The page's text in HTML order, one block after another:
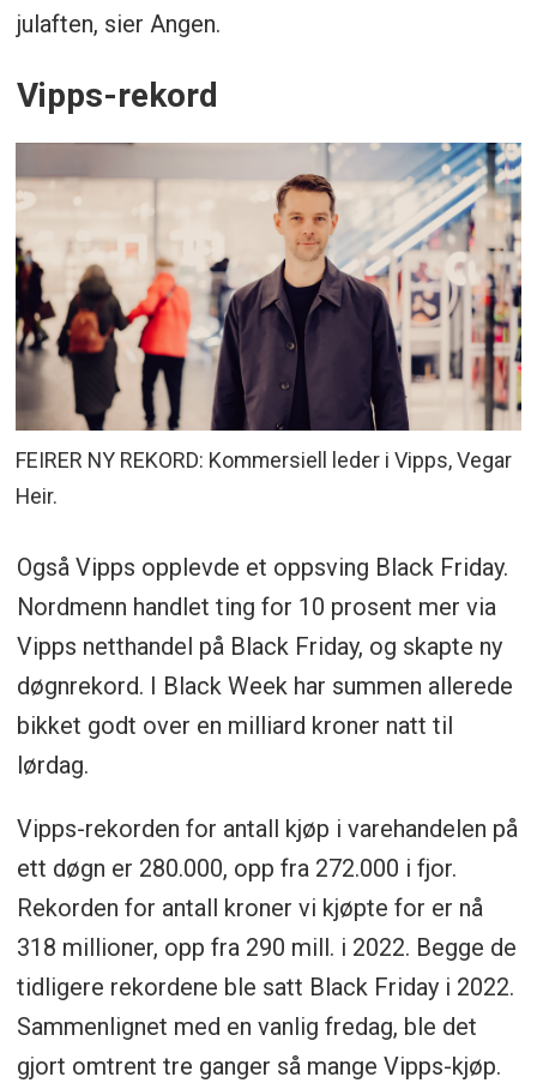
julaften, sier Angen.
Vipps-rekord
FEIRER NY REKORD: Kommersiell leder i Vipps, Vegar
Heir.
Også Vipps opplevde et oppsving Black Friday.
Nordmenn handlet ting for 10 prosent mer via
Vipps netthandel på Black Friday, og skapte ny
døgnrekord. I Black Week har summen allerede
bikket godt over en milliard kroner natt til
lørdag.
Vipps-rekorden for antall kjøp i varehandelen på
ett døgn er 280.000, opp fra 272.000 i fjor.
Rekorden for antall kroner vi kjøpte for er nå
318 millioner, opp fra 290 mill. i 2022. Begge de
tidligere rekordene ble satt Black Friday i 2022.
Sammenlignet med en vanlig fredag, ble det
gjort omtrent tre ganger så mange Vipps-kjøp.